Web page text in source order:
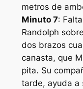
metros de
Minuto 7:
Randolph
dos brazos
canasta, que
pita. Su
tarde, ayuda a